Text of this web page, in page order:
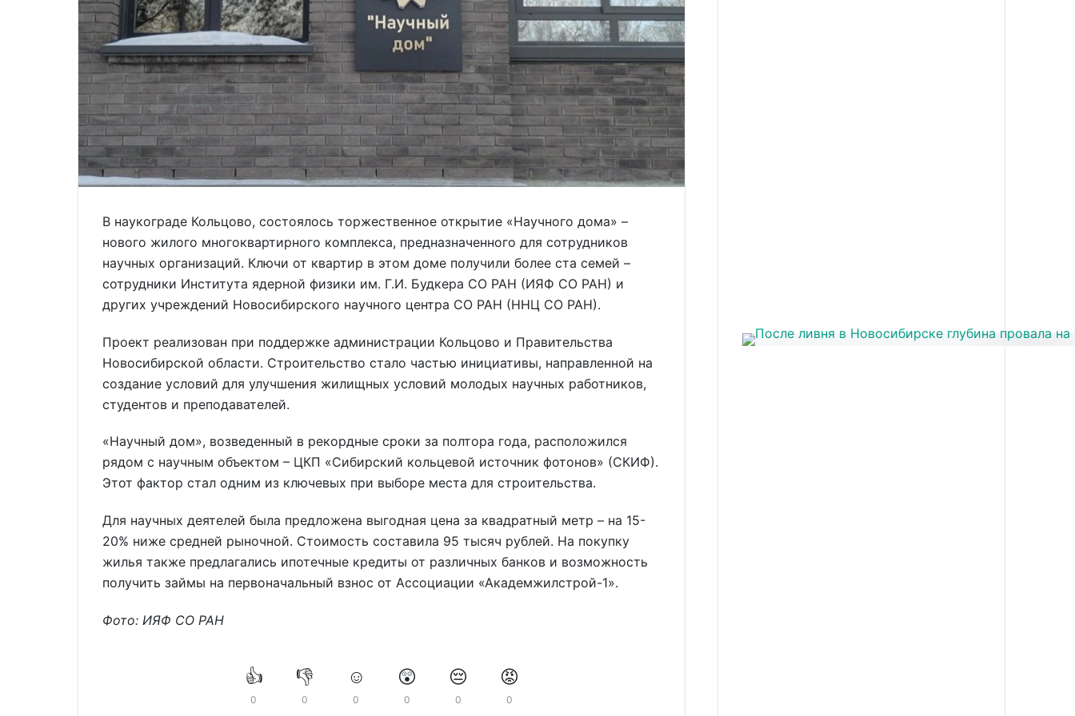
В наукограде Кольцово, состоялось торжественное открытие «Научного дома» –
нового жилого многоквартирного комплекса, предназначенного для сотрудников
научных организаций. Ключи от квартир в этом доме получили более ста семей –
сотрудники Института ядерной физики им. Г.И. Будкера СО РАН (ИЯФ СО РАН) и
других учреждений Новосибирского научного центра СО РАН (ННЦ СО РАН).
Проект реализован при поддержке администрации Кольцово и Правительства
Новосибирской области. Строительство стало частью инициативы, направленной на
создание условий для улучшения жилищных условий молодых научных работников,
студентов и преподавателей.
«Научный дом», возведенный в рекордные сроки за полтора года, расположился
рядом с научным объектом – ЦКП «Сибирский кольцевой источник фотонов» (СКИФ).
Этот фактор стал одним из ключевых при выборе места для строительства.
Для научных деятелей была предложена выгодная цена за квадратный метр – на 15-
20% ниже средней рыночной. Стоимость составила 95 тысяч рублей. На покупку
жилья также предлагались ипотечные кредиты от различных банков и возможность
получить займы на первоначальный взнос от Ассоциации «Академжилстрой-1».
Фото: ИЯФ СО РАН
👍
0
👎
0
☺️
0
😲
0
😔
0
😡
0